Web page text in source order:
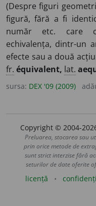
(Despre figuri
figură, fără a fi
număr etc. care
echivalența, dintr-un
efecte sau a două
fr. équivalent, lat.
sursa: DEX '09 (2009)
Copyright © 2004-
Preluarea, stocarea sau
prin orice metode de
sunt strict interzise fără
seturilor de date oferite
licență